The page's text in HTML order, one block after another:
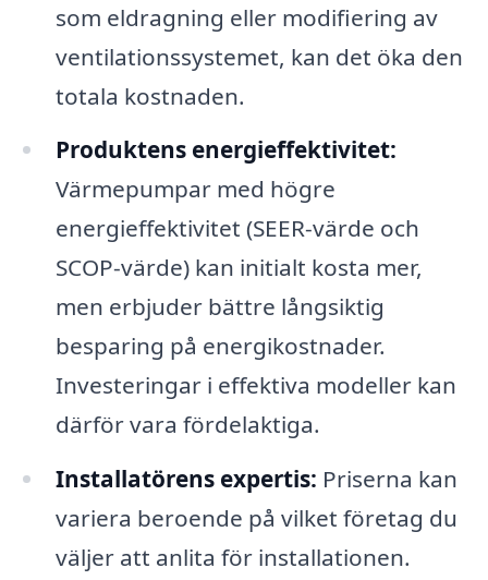
som eldragning eller modifiering av
ventilationssystemet, kan det öka den
totala kostnaden.
Produktens energieffektivitet:
Värmepumpar med högre
energieffektivitet (SEER-värde och
SCOP-värde) kan initialt kosta mer,
men erbjuder bättre långsiktig
besparing på energikostnader.
Investeringar i effektiva modeller kan
därför vara fördelaktiga.
Installatörens expertis: Priserna kan
variera beroende på vilket företag du
väljer att anlita för installationen.